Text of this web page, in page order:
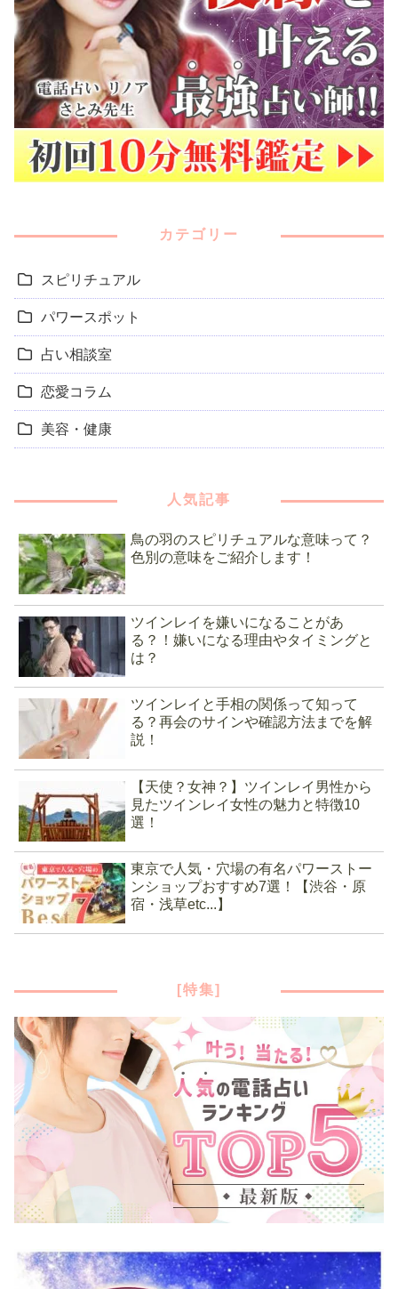
カテゴリー
スピリチュアル
パワースポット
占い相談室
恋愛コラム
美容・健康
人気記事
鳥の羽のスピリチュアルな意味って？
色別の意味をご紹介します！
ツインレイを嫌いになることがあ
る？！嫌いになる理由やタイミングと
は？
ツインレイと手相の関係って知って
る？再会のサインや確認方法までを解
説！
【天使？女神？】ツインレイ男性から
見たツインレイ女性の魅力と特徴10
選！
東京で人気・穴場の有名パワーストー
ンショップおすすめ7選！【渋谷・原
宿・浅草etc...】
[特集]